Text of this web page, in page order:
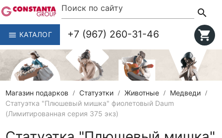
menu КАТАЛОГ
search
+7 (967) 260-31-46
shopping_cart
Магазин подарков Статуэтки Животные
Медведи
Статуэтка "Плюшевый мишка" фиолетовый Daum
(Лимитированная серия 375 экз)